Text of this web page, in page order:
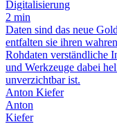
Digitalisierung
2 min
Daten sind das neue
entfalten sie ihren
Rohdaten verständliche
und Werkzeuge dabei
unverzichtbar ist.
Anton Kiefer
Anton
Kiefer